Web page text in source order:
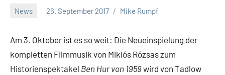
News 26. September 2017 Mike Rumpf
Am 3. Oktober ist es so weit: Die Neueinspielung der
kompletten Filmmusik von Miklós Rózsas zum
Historienspektakel Ben Hur von 1959wird von Tadlow